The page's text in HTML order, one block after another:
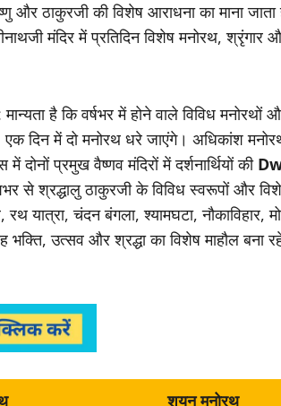
और ठाकुरजी की विशेष आराधना का माना
मंदिर में प्रतिदिन विशेष मनोरथ, श्रृंगार
मान्यता है कि वर्षभर में होने वाले विविध मनोरथों
दिन में दो मनोरथ धरे जाएंगे। अधिकांश
प्रमुख वैष्णव मंदिरों में दर्शनार्थियों की
से श्रद्धालु ठाकुरजी के विविध स्वरूपों और
यात्रा, चंदन बंगला, श्यामघटा, नौकाविहार,
उत्सव और श्रद्धा का विशेष माहौल बना
शयन मनोरथ